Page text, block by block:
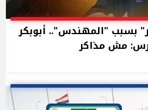
بسبب "المهندس".. أبوبكر
مش مذاكر